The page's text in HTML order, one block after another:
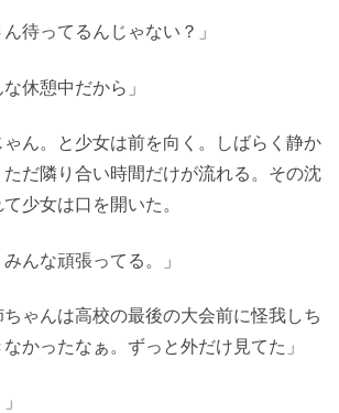
ん待ってるんじゃない？」
休憩中だから」
ん。と少女は前を向く。しばらく静か
だ隣り合い時間だけが流れる。その沈
少女は口を開いた。
んな頑張ってる。」
ちゃんは高校の最後の大会前に怪我しち
かったなぁ。ずっと外だけ見てた」